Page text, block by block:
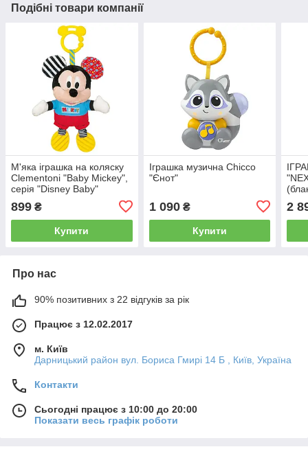
Подібні товари компанії
М'яка іграшка на коляску
Clementoni "Baby Mickey",
серія "Disney Baby"
899 ₴
Купити
Іграшка музична Chicco
"Єнот"
1 090₴
Купити
2
Про нас
90% позитивних з 22 відгуків за рік
Працює з 12.02.2017
м. Київ
Дарницький район вул. Бориса Гмирі 14 Б , Київ, Україна
Контакти
Сьогодні працює з 10:00 до 20:00
Показати весь графік роботи